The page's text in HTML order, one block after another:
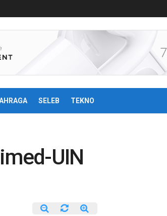
SELEB TEKNO
UIN